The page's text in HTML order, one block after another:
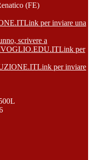
(FE)
Link per inviare una
scrivere a
Link per
Link per inviare